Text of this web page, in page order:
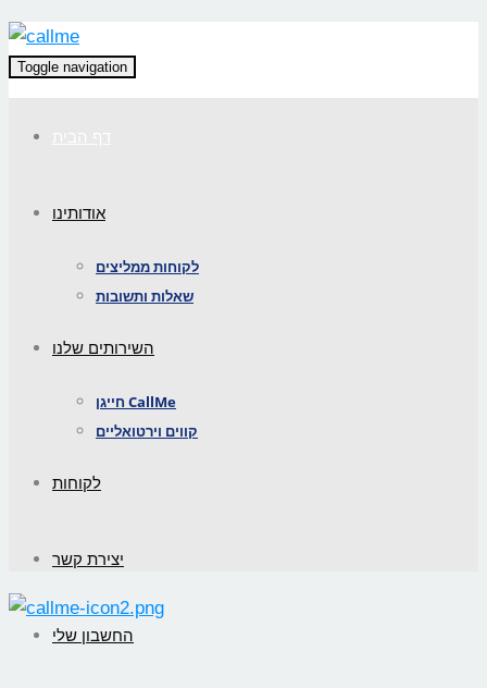
Toggle navigation
אודותינו
לקוחות ממליצים
שאלות ותשובות
השירותים שלנו
חייגן CallMe
קווים וירטואליים
לקוחות
יצירת קשר
החשבון שלי